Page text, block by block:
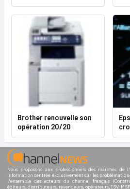
Brother renouvelle son
opération 20/20
Nous proposons aux professionnels des marchés
information centrée exclusivement sur les
l'ensemble des acteurs du channel français
éditeurs, distributeurs, revendeurs, opérateurs, ISV,